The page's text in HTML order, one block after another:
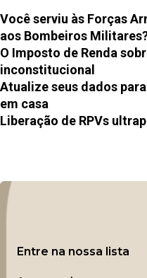
Você serviu às Forças
aos Bombeiros
O Imposto de Renda
inconstitucional
Atualize seus dados
em casa
Liberação de RPVs
Entre na nossa lista